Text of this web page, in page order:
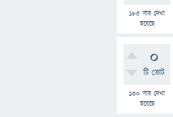
185 বার দেখা
হয়েছে
0
টি ভোট
130 বার দেখা
হয়েছে